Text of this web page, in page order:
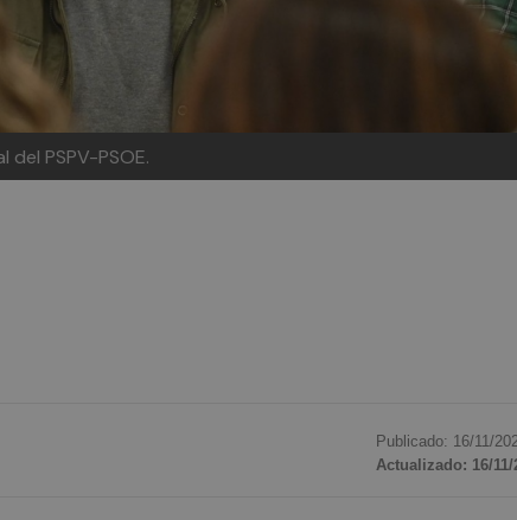
PSPV-PSOE.
Publicado: 16/11/
Actualizado: 16/11/